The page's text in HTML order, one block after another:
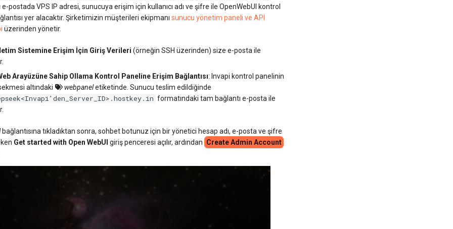
postada VPS IP adresi, sunucuya erişim için kullanıcı adı ve şifre ile OpenWebUI kontrol
yer alacaktır. Şirketimizin müşterileri ekipmanısunucu yönetim paneli ve API
üzerinden yönetir.
Sistemine Erişim İçin Giriş Verileri (örneğin SSH üzerinden) size e-posta ile
Arayüzüne Sahip Ollama Kontrol Paneline Erişim Bağlantısı: Invapi kontrol panelinin
altındaki webpaneletiketinde. Sunucu teslim edildiğinde
formatındaki tam bağlantı e-posta ile
bağlantısına tıkladıktan sonra, sohbet botunuz için bir yönetici hesap adı, e-posta ve şifre
Get started with Open WebUI giriş penceresi açılır, ardından Create Admin Account